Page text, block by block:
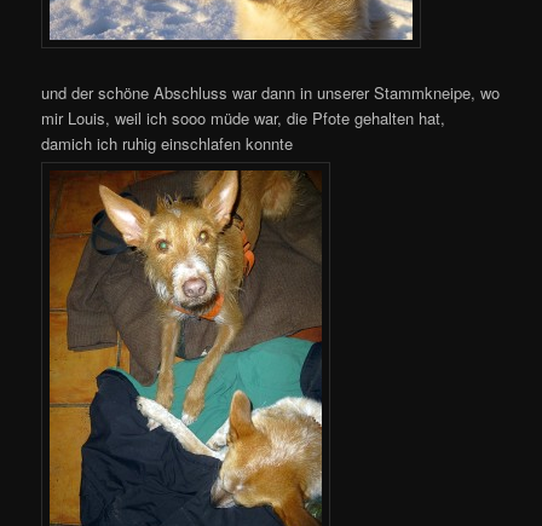
und der schöne Abschluss war dann in unserer Stammkneipe, wo
mir Louis, weil ich sooo müde war, die Pfote gehalten hat,
damich ich ruhig einschlafen konnte